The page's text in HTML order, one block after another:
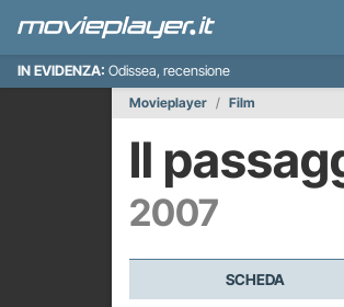
IN EVIDENZA: Odissea, recensione
Movieplayer
Film
Il
2007
SCHEDA